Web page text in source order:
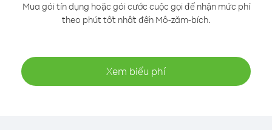
Mua gói tín dụng hoặc gói cước cuộc gọi để nhận mức phí
theo phút tốt nhất đến Mô-zăm-bích.
Xem biểu phí